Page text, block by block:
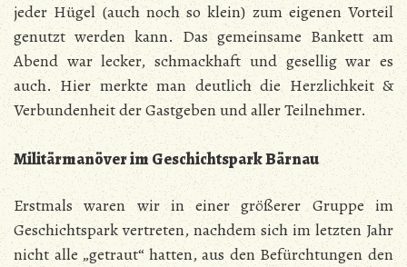
jeder Hügel (auch noch so klein) zum eigenen Vorteil
genutzt werden kann. Das gemeinsame Bankett am
Abend war lecker, schmackhaft und gesellig war es
auch. Hier merkte man deutlich die Herzlichkeit &
Verbundenheit der Gastgeben und aller Teilnehmer.
Militärmanöver im Geschichtspark Bärnau
Erstmals waren wir in einer größerer Gruppe im
Geschichtspark vertreten, nachdem sich im letzten Jahr
nicht alle „getraut“ hatten, aus den Befürchtungen den